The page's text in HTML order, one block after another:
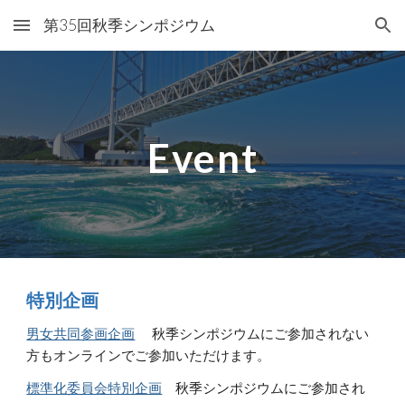
Skip to main content Skip to navigation
第35回秋季シンポジウム
Event
特別企画
男女共同参画企画 秋季シンポジウムにご参加されない
方もオンラインでご参加いただけます。
標準化委員会特別企画
秋季シンポジウムにご参加され